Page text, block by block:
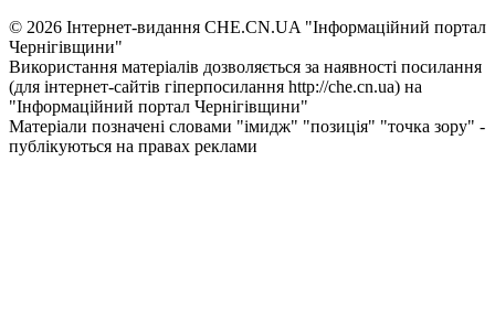
© 2026 Інтернет-видання CHE.CN.UA "Інформаційний портал
Чернiгiвщини"
Використання матеріалів дозволяється за наявності посилання
(для інтернет-сайтів гіперпосилання http://che.cn.ua) на
"Інформаційний портал Чернiгiвщини"
Матеріали позначені словами "імидж" "позиція" "точка зору" -
публікуються на правах реклами